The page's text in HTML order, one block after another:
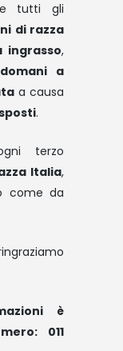
e tutti gli
di razza
ingrasso,
domani a
a causa
.
terzo
Italia,
come da
è
011